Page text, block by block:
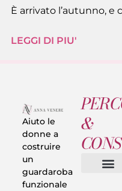
È arrivato l’autunno, e
LEGGI DI PIU'
Aiuto le
donne a
costruire
un
guardaroba
funzionale
&